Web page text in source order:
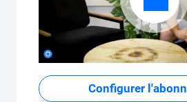
Configurer